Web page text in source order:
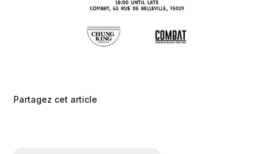
Partagez cet article